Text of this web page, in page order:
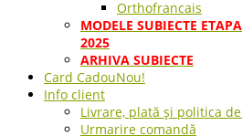
Orthofrancais
MODELE SUBIECTE
2025
ARHIVA SUBIECTE
Card CadouNou!
Info client
Livrare, plată și politica
Urmarire comandă